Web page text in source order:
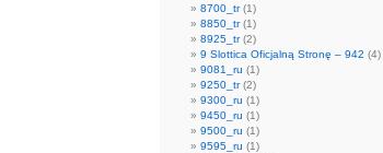
8700_tr(1)
8850_tr(1)
8925_tr(2)
9 Slottica Oficjalną Stronę – 942 (4)
9081_ru (1)
9250_tr(2)
9300_ru (1)
9450_ru (1)
9500_ru (1)
9595_ru (1)